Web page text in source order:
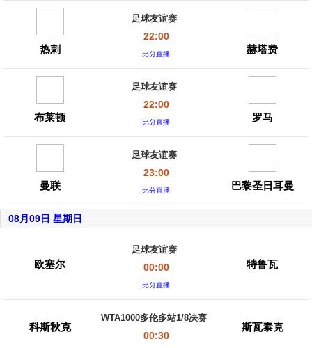
热刺
足球友谊赛
22:00
比分直播 赫塔费
布莱顿
足球友谊赛
22:00
比分直播 罗马
曼联
足球友谊赛
23:00
比分直播 巴黎圣日耳曼
08月09日 星期日
欧塞尔
足球友谊赛
00:00
比分直播
特鲁瓦
科斯秋克
WTA1000多伦多站1/8决赛
00:30
斯瓦泰克